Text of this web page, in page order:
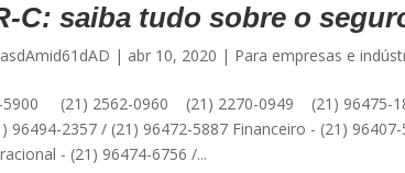
C: saiba tudo sobre o
| abr 10, 2020 | Para empresas e
5900 (21) 2562-0960 (21) 2270-0949 (21) 96475-
96494-2357 / (21) 96472-5887 Financeiro - (21)
- (21) 96474-6756 /...